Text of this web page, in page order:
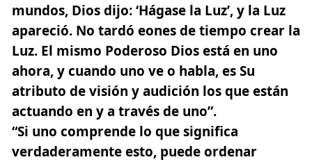
mundos, Dios dijo: ‘Hágase la Luz’, y la Luz
apareció. No tardó eones de tiempo crear la
Luz. El mismo Poderoso Dios está en uno
ahora, y cuando uno ve o habla, es Su
atributo de visión y audición los que están
actuando en y a través de uno”.
“Si uno comprende lo que significa
verdaderamente esto, puede ordenar